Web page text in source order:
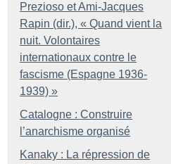
Prezioso et Ami-Jacques
Rapin (dir.), « Quand vient la
nuit. Volontaires
internationaux contre le
fascisme (Espagne 1936-
1939) »
Catalogne : Construire
l’anarchisme organisé
Kanaky : La répression de